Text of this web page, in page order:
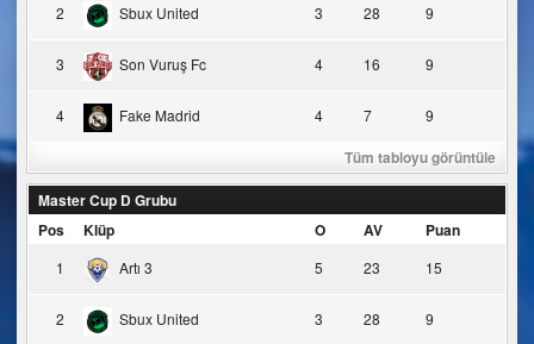
2 Sbux United 3 28 9
3 Son Vuruş Fc 4 16 9
4 Fake Madrid 4 7 9
Tüm tabloyu görüntüle
Master Cup D Grubu
Pos
Klüp O AV Puan
1 Artı 3 5 23 15
2 Sbux United 3 28 9